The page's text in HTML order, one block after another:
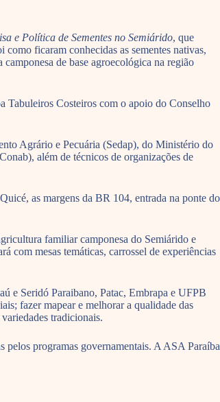
e Política de Sementes no Semiárido, que
como ficaram conhecidas as sementes nativas,
de base agroecológica na região
Tabuleiros Costeiros com o apoio do Conselho
Agrário e Pecuária (Sedap), do Ministério do
além de técnicos de organizações de
as margens da BR 104, entrada na ponte do
familiar camponesa do Semiárido e
com mesas temáticas, carrossel de experiências
e Seridó Paraibano, Patac, Embrapa e UFPB
fazer mapear e melhorar a qualidade das
tradicionais.
pelos programas governamentais. A ASA Paraíba